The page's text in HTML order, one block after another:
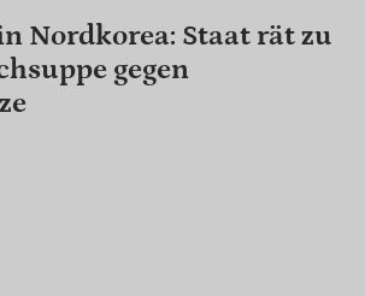
Nordkorea: Staat rät zu
gegen